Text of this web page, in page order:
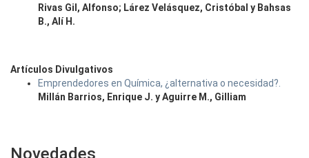
Rivas Gil, Alfonso; Lárez Velásquez, Cristóbal y Bahsas
B., Alí H.
Artículos Divulgativos
Emprendedores en Química, ¿alternativa o necesidad?.
Millán Barrios, Enrique J. y Aguirre M., Gilliam
Novedades